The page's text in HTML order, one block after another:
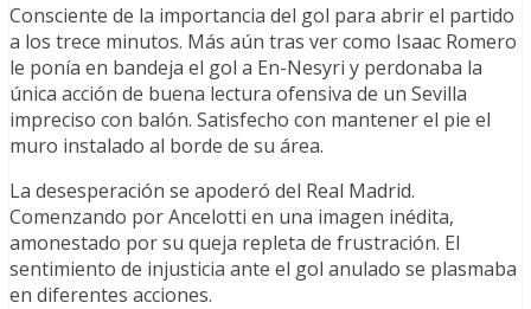
Consciente de la importancia del gol para abrir el partido
a los trece minutos. Más aún tras ver como Isaac Romero
le ponía en bandeja el gol a En-Nesyri y perdonaba la
única acción de buena lectura ofensiva de un Sevilla
impreciso con balón. Satisfecho con mantener el pie el
muro instalado al borde de su área.
La desesperación se apoderó del Real Madrid.
Comenzando por Ancelotti en una imagen inédita,
amonestado por su queja repleta de frustración. El
sentimiento de injusticia ante el gol anulado se plasmaba
en diferentes acciones.